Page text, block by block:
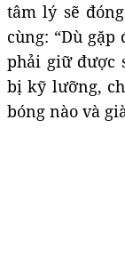
tâm lý sẽ
cùng: “Dù
phải giữ được
bị kỹ lưỡng,
bóng nào và